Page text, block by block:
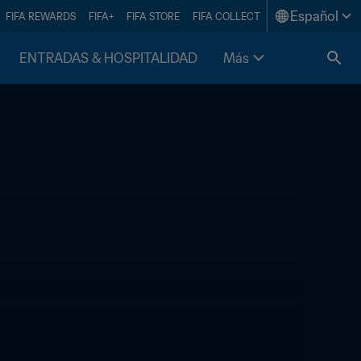
FIFA REWARDS FIFA+ FIFA STORE FIFA COLLECT Español
ENTRADAS & HOSPITALIDAD Más